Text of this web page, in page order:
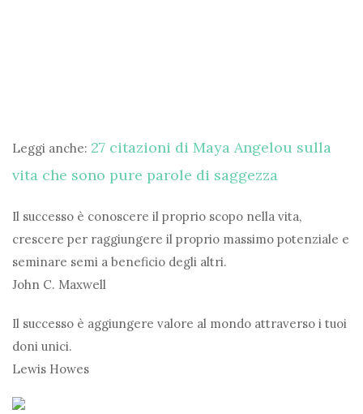
Leggi anche: 27 citazioni di Maya Angelou sulla
vita che sono pure parole di saggezza
Il successo è conoscere il proprio scopo nella vita,
crescere per raggiungere il proprio massimo potenziale e
seminare semi a beneficio degli altri.
John C. Maxwell
Il successo è aggiungere valore al mondo attraverso i tuoi
doni unici.
Lewis Howes